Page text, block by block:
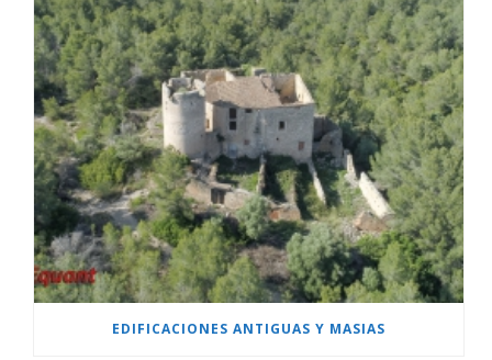
EDIFICACIONES ANTIGUAS Y MASIAS